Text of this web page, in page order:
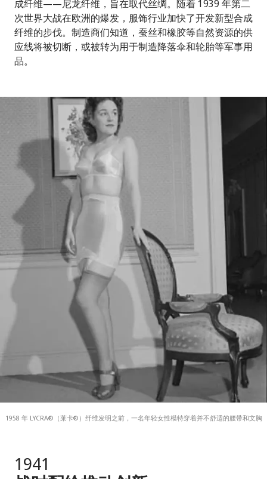
1958 年 LYCRA®（莱卡®）纤维发明之前，一名年轻女性模特穿着并不舒适的腰带和文胸
成纤维——尼龙纤维，旨在取代丝绸。随着 1939 年第二
次世界大战在欧洲的爆发，服饰行业加快了开发新型合成
纤维的步伐。制造商们知道，蚕丝和橡胶等自然资源的供
应线将被切断，或被转为用于制造降落伞和轮胎等军事用
品。
1941